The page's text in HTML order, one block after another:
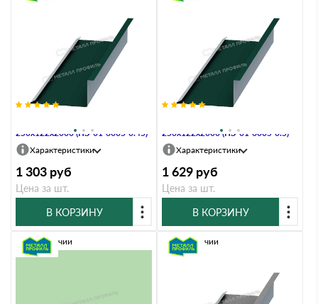
250х122х2000 (ПЭ-01-6005-0.45)
Характеристики
1 303 руб
Цена за шт.
В КОРЗИНУ
250х122х2000 (ПЭ-01-6005-0.5)
Характеристики
1 629 руб
Цена за шт.
В КОРЗИНУ
В наличии В наличии